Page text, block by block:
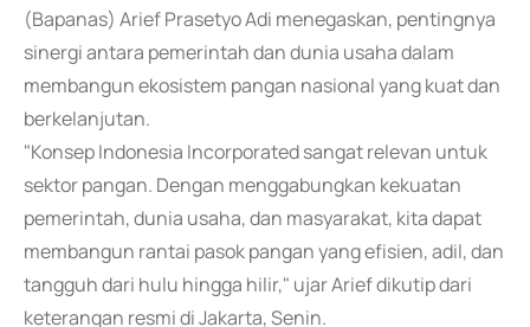
(Bapanas) Arief Prasetyo Adi menegaskan, pentingnya
sinergi antara pemerintah dan dunia usaha dalam
membangun ekosistem pangan nasional yang kuat dan
berkelanjutan.
"Konsep Indonesia Incorporated sangat relevan untuk
sektor pangan. Dengan menggabungkan kekuatan
pemerintah, dunia usaha, dan masyarakat, kita dapat
membangun rantai pasok pangan yang efisien, adil, dan
tangguh dari hulu hingga hilir," ujar Arief dikutip dari
keterangan resmi di Jakarta, Senin.